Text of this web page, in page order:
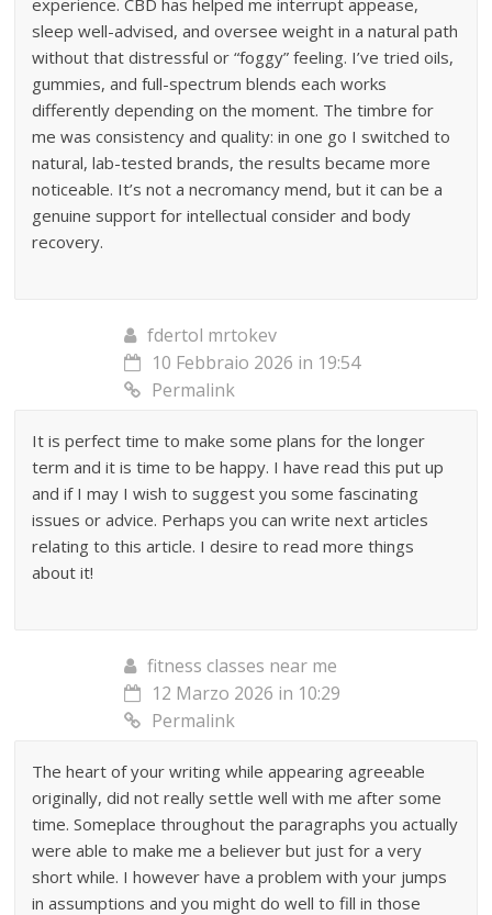
sleep well-advised, and oversee weight in a natural path
without that distressful or “foggy” feeling. I’ve tried oils,
gummies, and full-spectrum blends each works
differently depending on the moment. The timbre for
me was consistency and quality: in one go I switched to
natural, lab-tested brands, the results became more
noticeable. It’s not a necromancy mend, but it can be a
genuine support for intellectual consider and body
recovery.
fdertol mrtokev
10 Febbraio 2026 in 19:54
Permalink
It is perfect time to make some plans for the longer
term and it is time to be happy. I have read this put up
and if I may I wish to suggest you some fascinating
issues or advice. Perhaps you can write next articles
relating to this article. I desire to read more things
about it!
fitness classes near me
12 Marzo 2026 in 10:29
Permalink
The heart of your writing while appearing agreeable
originally, did not really settle well with me after some
time. Someplace throughout the paragraphs you actually
were able to make me a believer but just for a very
short while. I however have a problem with your jumps
in assumptions and you might do well to fill in those